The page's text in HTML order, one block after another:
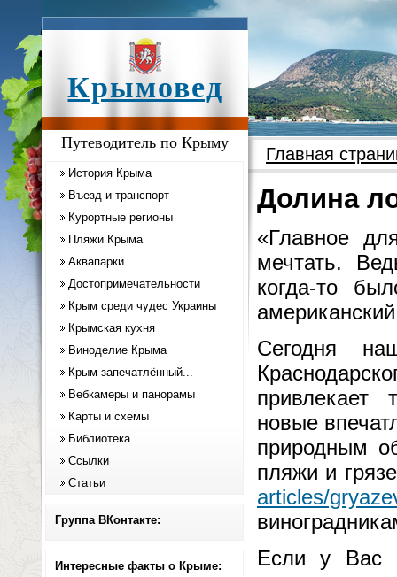
Крымовед
Путеводитель по Крыму
История Крыма
Въезд и транспорт
Курортные регионы
Пляжи Крыма
Аквапарки
Достопримечательности
Крым среди чудес Украины
Крымская кухня
Виноделие Крыма
Крым запечатлённый...
Вебкамеры и панорамы
Карты и схемы
Библиотека
Ссылки
Статьи
Группа ВКонтакте:
Интересные факты о Крыме:
Главная
Долина
«Главное
мечтать.
когда-то
Сегодня
привлекает
новые
природным
пляжи и
articles/
Если у Вас